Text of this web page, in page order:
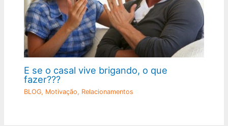
E se o casal vive brigando, o que
fazer???
BLOG, Motivação, Relacionamentos